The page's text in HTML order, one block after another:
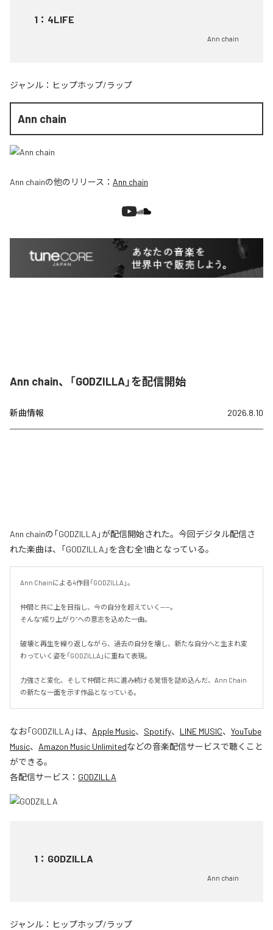
1 ： 4LIFE
Ann chain
ジャンル： ヒップホップ/ラップ
Ann chain
Ann chainの他のリリース： Ann chain
Ann chain、「GODZILLA」を配信開始
新曲情報 2026.8.10
Ann chainの「GODZILLA」が配信開始された。今回デジタル配信さ
れた楽曲は、「GODZILLA」を含む全1曲となっている。
Ann Chainによる4作目「GODZILLA」。
仲間と共に上を目指し、今の自分を超えていく——。
そんな“成り上がり”への意志を込めた一曲。
破壊と再生を繰り返しながら、過去の自分を壊し、新たな自分へと生まれ変
わっていく姿を「GODZILLA」に重ねて表現。
力強さと変化、そして仲間と共に進み続ける覚悟を詰め込んだ、Ann Chain
の新たな一面を示す作品となっている。
なお「GODZILLA 」は、 Apple Music、 Spotify、 LINE MUSIC、 YouTube
Music、 Amazon Music Unlimitedなどの音楽配信サービスで聴くこと
ができる。
各配信サービス： GODZILLA
1 ： GODZILLA
Ann chain
ジャンル： ヒップホップ/ラップ